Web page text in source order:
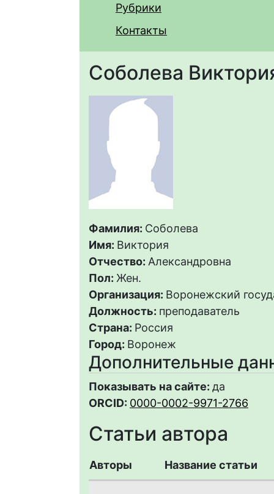
Рубрики
Контакты
Соболева
Фамилия: Соболева
Имя: Виктория
Отчество: Александровна
Пол: Жен.
Организация: Воронежский
Должность: преподаватель
Страна: Россия
Город: Воронеж
Дополнительные
Показывать на сайте: да
ORCID: 0000-0002-9971-2766
Статьи автора
Авторы Название статьи